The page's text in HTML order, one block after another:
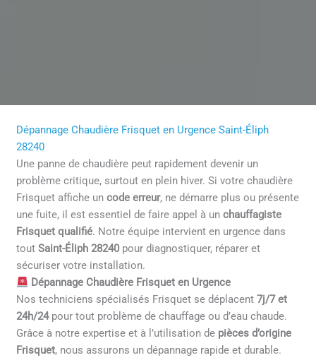
Dépannage Chaudière Frisquet en Urgence Saint-Éliph
28240
Une panne de chaudière peut rapidement devenir un
problème critique, surtout en plein hiver. Si votre chaudière
Frisquet affiche uncode erreur, ne démarre plus ou présente
une fuite, il est essentiel de faire appel à unchauffagiste
Frisquet qualifié. Notre équipe intervient en urgence dans
toutSaint-Éliph 28240 pour diagnostiquer, réparer et
sécuriser votre installation.
Dépannage Chaudière Frisquet en Urgence
Nos techniciens spécialisés Frisquet se déplacent7j/7 et
24h/24pour tout problème de chauffage ou d’eau chaude.
Grâce à notre expertise et à l’utilisation de pièces d’origine
Frisquet, nous assurons un dépannage rapide et durable.